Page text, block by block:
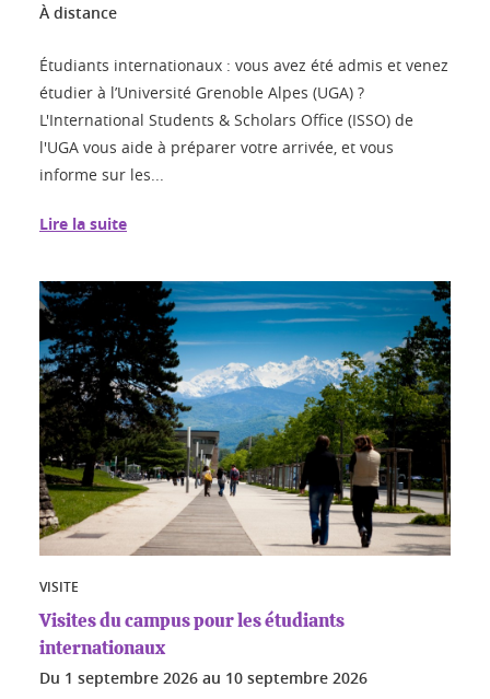
À distance
Étudiants internationaux : vous avez été admis et venez
étudier à l’Université Grenoble Alpes (UGA) ?
L'International Students & Scholars Office (ISSO) de
l'UGA vous aide à préparer votre arrivée, et vous
informe sur les...
Lire la suite
VISITE
Visites du campus pour les étudiants
internationaux
Du 1 septembre 2026 au 10 septembre 2026